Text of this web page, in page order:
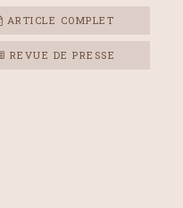
ARTICLE COMPLET
REVUE DE PRESSE